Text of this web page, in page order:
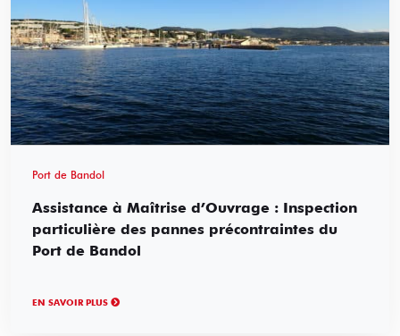
Port de Bandol
Assistance à Maîtrise d’Ouvrage : Inspection
particulière des pannes précontraintes du
Port de Bandol
EN SAVOIR PLUS